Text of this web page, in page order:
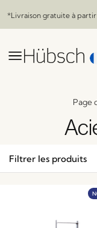
*Livraison gratuite à
Page
Filtrer les produits